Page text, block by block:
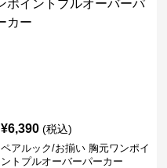
¥6,390 (税込)
ペアルック/お揃い 胸元ワンポイ
ントプルオーバーパーカー